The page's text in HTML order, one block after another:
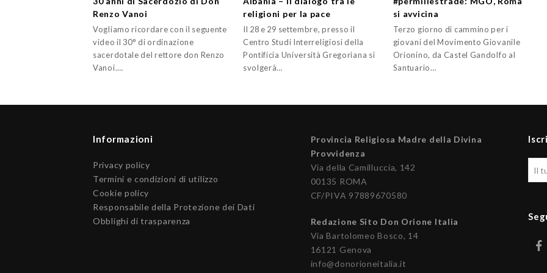
Renzo Vanoi
Vogliamo ricordare con il seguente
video il 30° di ordinazione
sacerdotale del rettore don Renzo
Vanoi.…
religioni per la pace
Il 28 e 29 settembre, presso il
Centro Studi Interreligiosi della
Pontificia Università Gregoriana si
svolgerà…
si avvicina
Terzo giorno di cammino per i
giovani del Movimento Giovanile
Orionino, da Castel Gandolfo al
Santuario…
Informazioni
Privacy policy
Termini e condizioni di utilizzo
Cookie policy
Responsabile della Protezione dei Dati
Obblighi di trasparenza
Provincia Religiosa Madre della Divina
Provvidenza
Via della Camilluccia, 142
00135 ROMA
CF/PIVA 97889670580
Redazione Sito Don Orione Italia
Via Bartolomeo Bosco, 14
16121 Genova
info@donorioneitalia.it